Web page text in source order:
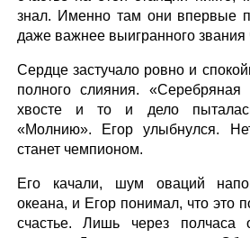
знал. Именно там они впервые
даже важнее выигранного звания
Сердце застучало ровно и
полного слияния. «Серебряная
хвосте и то и дело
«Молнию». Егор улыбнулся.
станет чемпионом.
Его качали, шум оваций
океана, и Егор понимал, что это
счастье. Лишь через